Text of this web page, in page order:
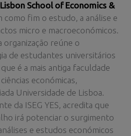
Lisbon School of Economics &
como fim o estudo, a análise e
micro e macroeconómicos.
organização reúne o
de estudantes universitários
é a mais antiga faculdade
económicas,
Universidade de Lisboa.
da ISEG YES, acredita que
irá potenciar o surgimento
e estudos económicos